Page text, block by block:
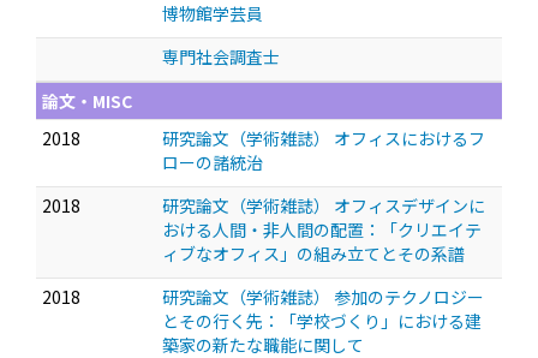
博物館学芸員
専門社会調査士
論文・MISC
2018
研究論文（学術雑誌） オフィスにおけるフ
ローの諸統治
2018
研究論文（学術雑誌） オフィスデザインに
おける人間・非人間の配置：「クリエイテ
ィブなオフィス」の組み立てとその系譜
2018
研究論文（学術雑誌） 参加のテクノロジー
とその行く先：「学校づくり」における建
築家の新たな職能に関して